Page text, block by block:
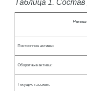
Таблица 1. Состав
Постоянные активы:
Оборотные активы:
Текущие пассивы: